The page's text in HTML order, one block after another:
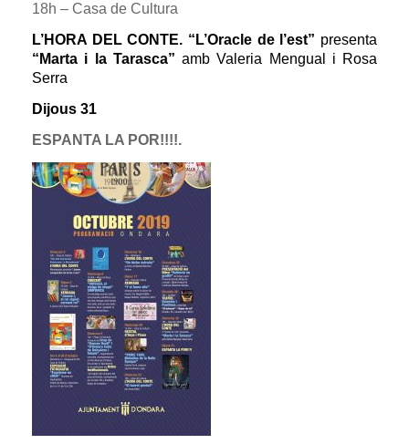
18h – Casa de Cultura
L’HORA DEL CONTE. “L’Oracle de l’est” presenta
“Marta i la Tarasca” amb Valeria Mengual i Rosa
Serra
Dijous 31
ESPANTA LA POR!!!!.